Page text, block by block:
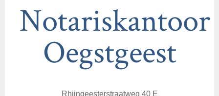
Notariskantoor
Oegstgeest
Rhijngeesterstraatweg 40 E